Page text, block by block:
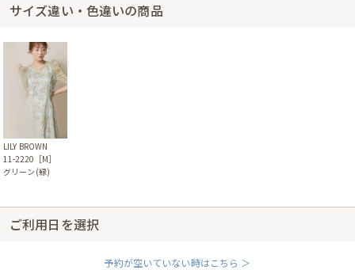
サイズ違い・色違いの商品
LILY BROWN
11-2220［M］
グリーン(緑)
ご利用日を選択
予約が空いていない時はこちら ＞